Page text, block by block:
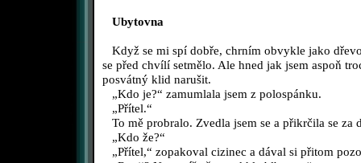
Ubytovna
Když se mi spí dobře, chrním obvykle jako
se před chvílí setmělo. Ale hned jak jsem aspoň
posvátný klid narušit.
„Kdo je?“ zamumlala jsem z polospánku.
„Přítel.“
To mě probralo. Zvedla jsem se a přikrčila se za
„Kdo že?“
„Přítel,“ zopakoval cizinec a dával si přitom